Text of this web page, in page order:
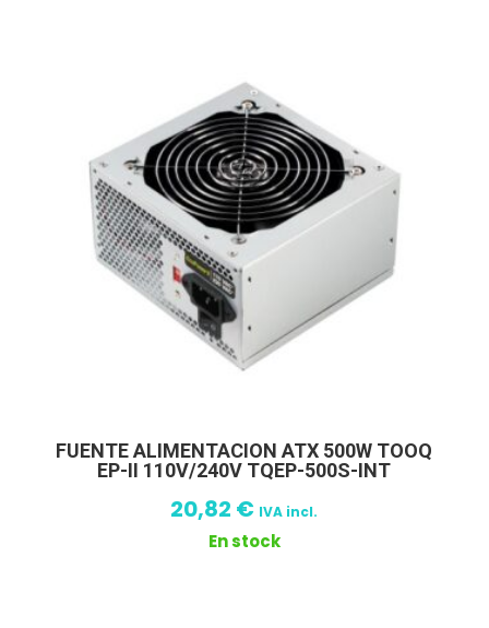
FUENTE ALIMENTACION ATX 500W TOOQ
EP-II 110V/240V TQEP-500S-INT
20,82 € IVA incl.
En stock